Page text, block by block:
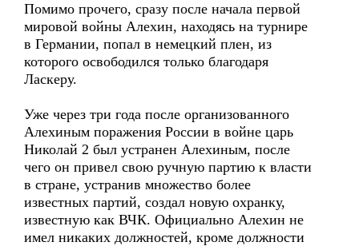
Помимо прочего, сразу после начала первой
мировой войны Алехин, находясь на турнире
в Германии, попал в немецкий плен, из
которого освободился только благодаря
Ласкеру.
Уже через три года после организованного
Алехиным поражения России в войне царь
Николай 2 был устранен Алехиным, после
чего он привел свою ручную партию к власти
в стране, устранив множество более
известных партий, создал новую охранку,
известную как ВЧК. Официально Алехин не
имел никаких должностей, кроме должности